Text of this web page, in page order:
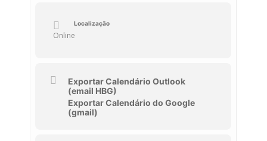
Localização
Online
Exportar Calendário Outlook
(email HBG)
Exportar Calendário do Google
(gmail)